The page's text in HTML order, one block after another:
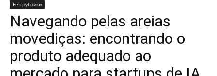
Без рубрики
Navegando pelas areias
movediças: encontrando o
produto adequado ao